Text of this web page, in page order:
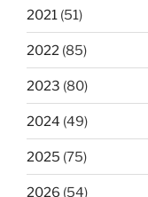
2021 (51)
2022 (85)
2023 (80)
2024 (49)
2025 (75)
2026 (54)